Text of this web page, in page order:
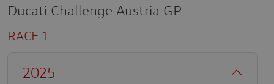
Ducati Challenge Austria GP
RACE 1
2025